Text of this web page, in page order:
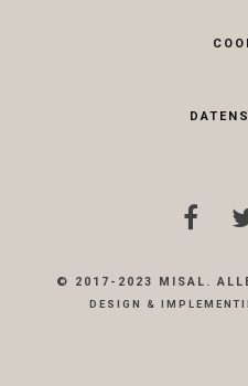
© 2017-2023 MISAL.
DESIGN &